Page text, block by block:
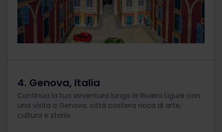
4. Genova, Italia
Continua la tua avventura lungo la Riviera Ligure con
una visita a Genova, città costiera ricca di arte,
cultura e storia.